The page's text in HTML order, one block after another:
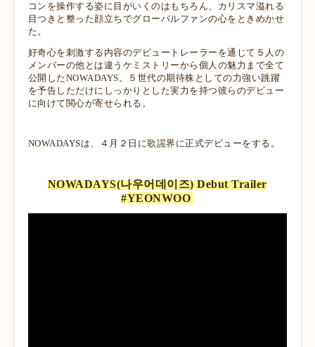
コンを操作する姿に目がいくのはもちろん、カリスマ溢れる
目つきと整った顔立ちでグローバルファンの心をときめかせ
た。
好奇心を刺激する内容のデビュートレーラーを通じて５人の
メンバーの他とは違うケミストリーから個人の魅力まで全て
公開したNOWADAYS。５世代の期待株としての力強い跳躍
を予告しただけにしっかりとした実力を持つ彼らのデビュー
に向けて関心が寄せられる。
NOWADAYSは、４月２日に歌謡界に正式デビューをする。
NOWADAYS(나우어데이즈) Debut Trailer
#YEONWOO